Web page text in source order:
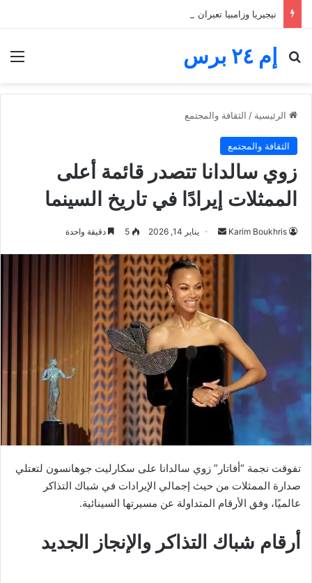
إم ٢٤ برس
بحث عن
الرئيسية / الثقافة والمجتمع
الثقافة والمجتمع
زوي سالدانا تتصدر قائمة أعلى
الممثلات إيرادًا في تاريخ السينما
Karim Boukhris
أرسل
إلكترونيا
يناير 14, 2026 5 دقيقة واحدة
تفوقت نجمة “أفاتار” زوي سالدانا على سكارليت جوهانسون لتعتلي
صدارة الممثلات من حيث إجمالي الإيرادات في شباك التذاكر
عالميًا، وفق الأرقام المتداولة عن مسيرتها السينائية.
أرقام شباك التذاكر والإنجاز الجديد